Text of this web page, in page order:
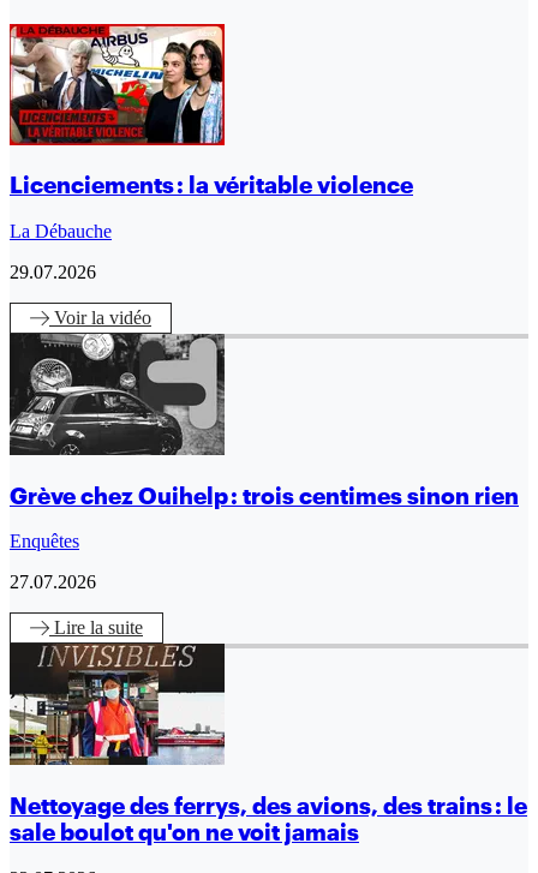
Licenciements : la véritable violence
La Débauche
29.07.2026
Voirla vidéo
Grève chez Ouihelp : trois centimes sinon rien
Enquêtes
27.07.2026
Lire la suite
Nettoyage des ferrys, des avions, des trains : le
sale boulot qu'on ne voit jamais